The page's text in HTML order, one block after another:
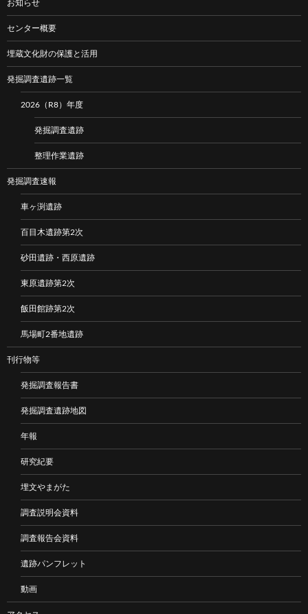
お知らせ
センター概要
埋蔵文化財の保護と活用
発掘調査遺跡一覧
2026（R8）年度
発掘調査遺跡
整理作業遺跡
発掘調査速報
車ヶ渕遺跡
百目木遺跡第2次
砂田遺跡・西原遺跡
東原遺跡第2次
飯田館跡第2次
馬場町2番地遺跡
刊行物等
発掘調査報告書
発掘調査遺跡地図
年報
研究紀要
埋文やまがた
調査説明会資料
調査報告会資料
遺跡パンフレット
動画